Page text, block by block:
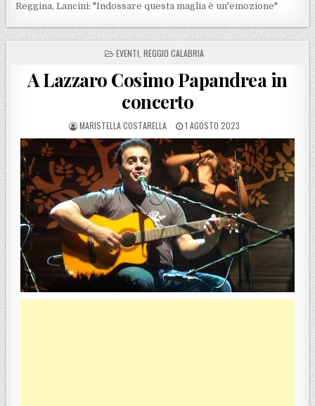
Reggina, Lancini: "Indossare questa maglia è un'emozione"
POSTED IN
EVENTI REGGIO CALABRIA
A Lazzaro Cosimo Papandrea in
concerto
POSTED BY
MARISTELLA COSTARELLA POSTED ON
1 AGOSTO 2023